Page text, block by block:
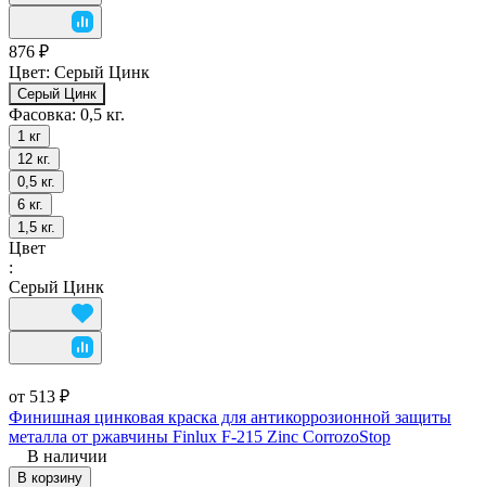
876 ₽
Цвет: Серый Цинк
Серый Цинк
Фасовка: 0,5 кг.
1 кг
12 кг.
0,5 кг.
6 кг.
1,5 кг.
Цвет
:
Серый Цинк
от 513 ₽
Финишная цинковая краска для антикоррозионной защиты
металла от ржавчины Finlux F-215 Zinc CorrozoStop
В наличии
В корзину